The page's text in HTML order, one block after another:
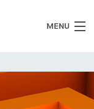
MENU